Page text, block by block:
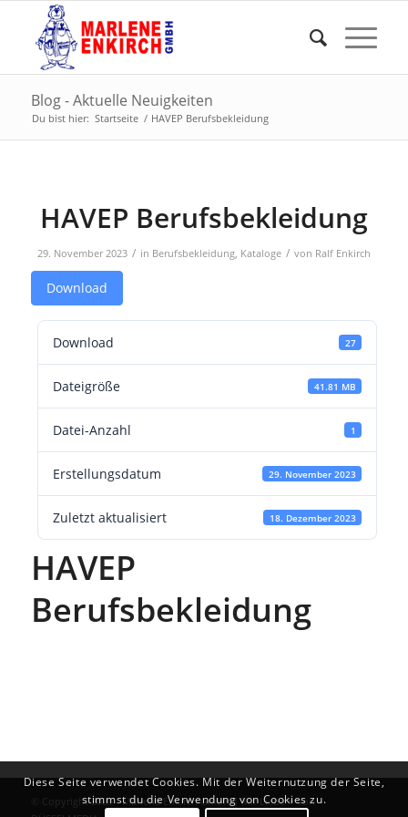
Blog - Aktuelle Neuigkeiten
Du bist hier: Startseite / HAVEP Berufsbekleidung
HAVEP Berufsbekleidung
29. November 2023 / in Berufsbekleidung, Kataloge / von Ralf Enkirch
Download
Download 27
Dateigröße 41.81 MB
Datei-Anzahl 1
Erstellungsdatum 29. November 2023
Zuletzt aktualisiert 18. Dezember 2023
HAVEP
Berufsbekleidung
© Copyright 2026 - Marlene Enkirch GmbH | Mit Liebe ♥ von
Diese Seite verwendet Cookies. Mit der Weiternutzung der Seite,
stimmst du die Verwendung von Cookies zu.